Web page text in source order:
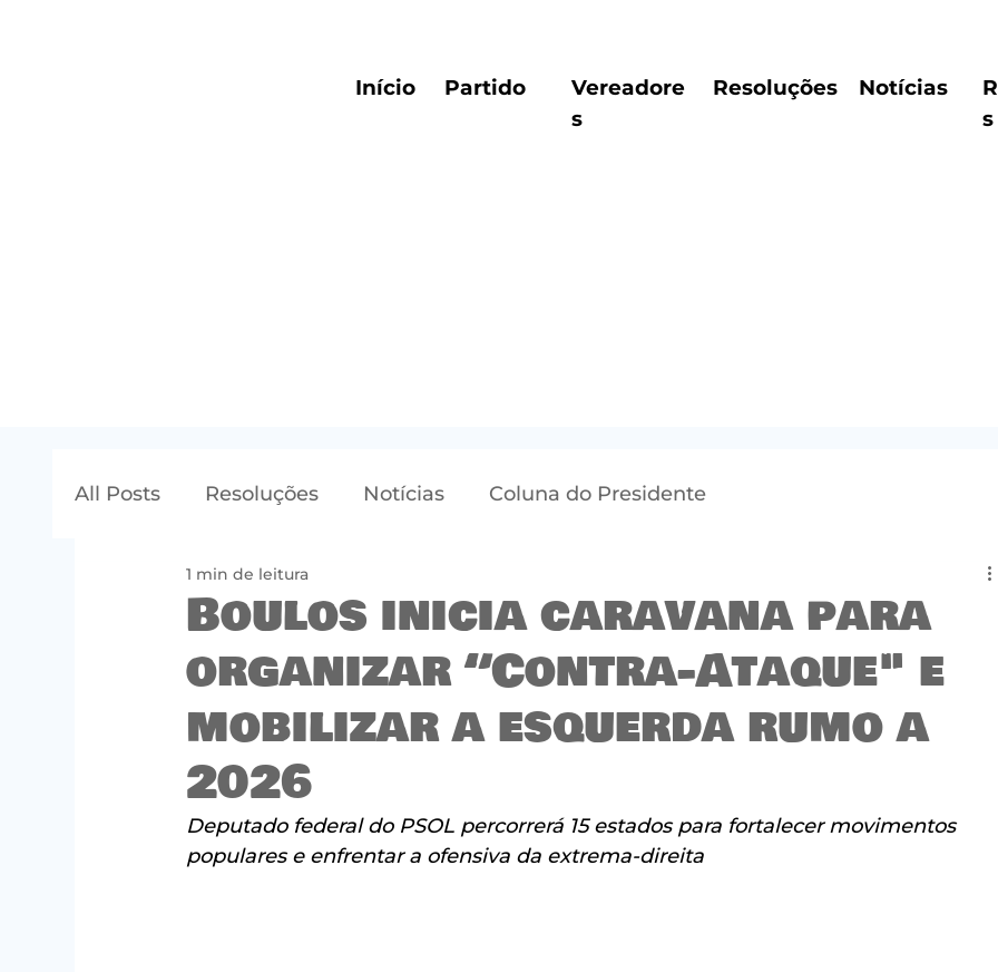
Início Notícias
s
Resoluções
Partido
Vereadore
s
All Posts Resoluções Notícias Coluna do Presidente
Boulos inicia caravana para
organizar “Contra-Ataque" e
mobilizar a esquerda rumo a
2026
1 min de leitura
Deputado federal do PSOL percorrerá 15 estados para fortalecer movimentos
populares e enfrentar a ofensiva da extrema-direita